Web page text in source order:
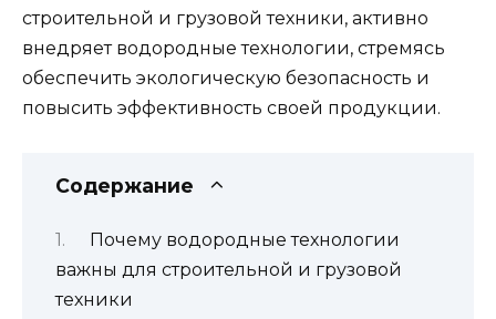
строительной и грузовой техники, активно
внедряет водородные технологии, стремясь
обеспечить экологическую безопасность и
повысить эффективность своей продукции.
Содержание
Почему водородные технологии
важны для строительной и грузовой
техники